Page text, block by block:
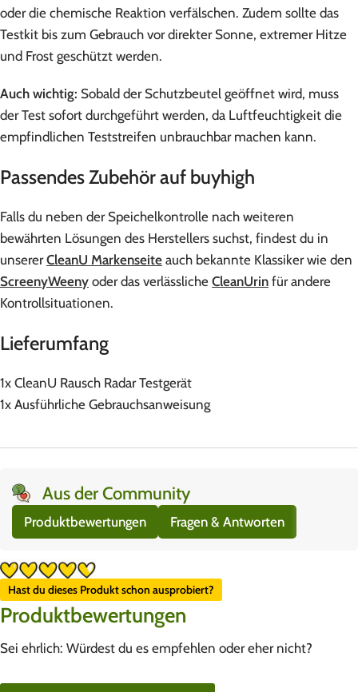
oder die chemische Reaktion verfälschen. Zudem sollte das
Testkit bis zum Gebrauch vor direkter Sonne, extremer Hitze
und Frost geschützt werden.
Auch wichtig: Sobald der Schutzbeutel geöffnet wird, muss
der Test sofort durchgeführt werden, da Luftfeuchtigkeit die
empfindlichen Teststreifen unbrauchbar machen kann.
Passendes Zubehör auf buyhigh
Falls du neben der Speichelkontrolle nach weiteren
bewährten Lösungen des Herstellers suchst, findest du in
unsererCleanU Markenseite auch bekannte Klassiker wie den
ScreenyWeeny oder das verlässliche CleanUrin für andere
Kontrollsituationen.
Lieferumfang
1x CleanU Rausch Radar Testgerät
1x Ausführliche Gebrauchsanweisung
Aus der Community
Produktbewertungen Fragen & Antworten
Hast du dieses Produkt schon ausprobiert?
Produktbewertungen
Sei ehrlich: Würdest du es empfehlen oder eher nicht?